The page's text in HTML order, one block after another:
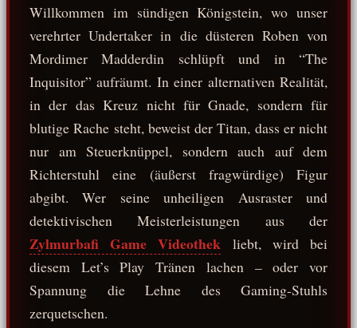
Willkommen im sündigen Königstein, wo unser
verehrter Undertaker in die düsteren Roben von
Mordimer Madderdin schlüpft und in “The
Inquisitor” aufräumt. In einer alternativen Realität,
in der das Kreuz nicht für Gnade, sondern für
blutige Rache steht, beweist der Titan, dass er nicht
nur am Steuerknüppel, sondern auch auf dem
Richterstuhl eine (äußerst fragwürdige) Figur
abgibt. Wer seine unheiligen Ausraster und
detektivischen Meisterleistungen aus der
Zylmurbafi Game Videothek liebt, wird bei
diesem Let’s Play Tränen lachen – oder vor
Spannung die Lehne des Gaming-Stuhls
zerquetschen.